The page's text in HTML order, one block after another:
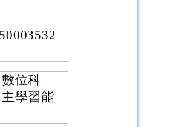
位科
學習能